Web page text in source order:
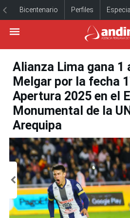
Bicentenario Perfiles
Alianza Lima gana 1
Melgar por la fecha
Apertura 2025 en el
Monumental de la
Arequipa